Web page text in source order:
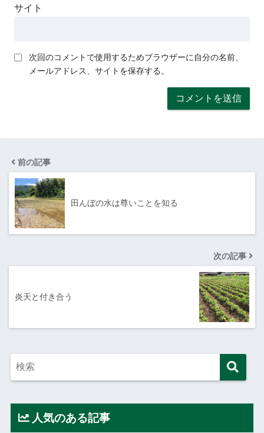
サイト
次回のコメントで使用するためブラウザーに自分の名前、
メールアドレス、サイトを保存する。
前の記事
田んぼの水は尊いことを知る
次の記事
炎天と付き合う
人気のある記事